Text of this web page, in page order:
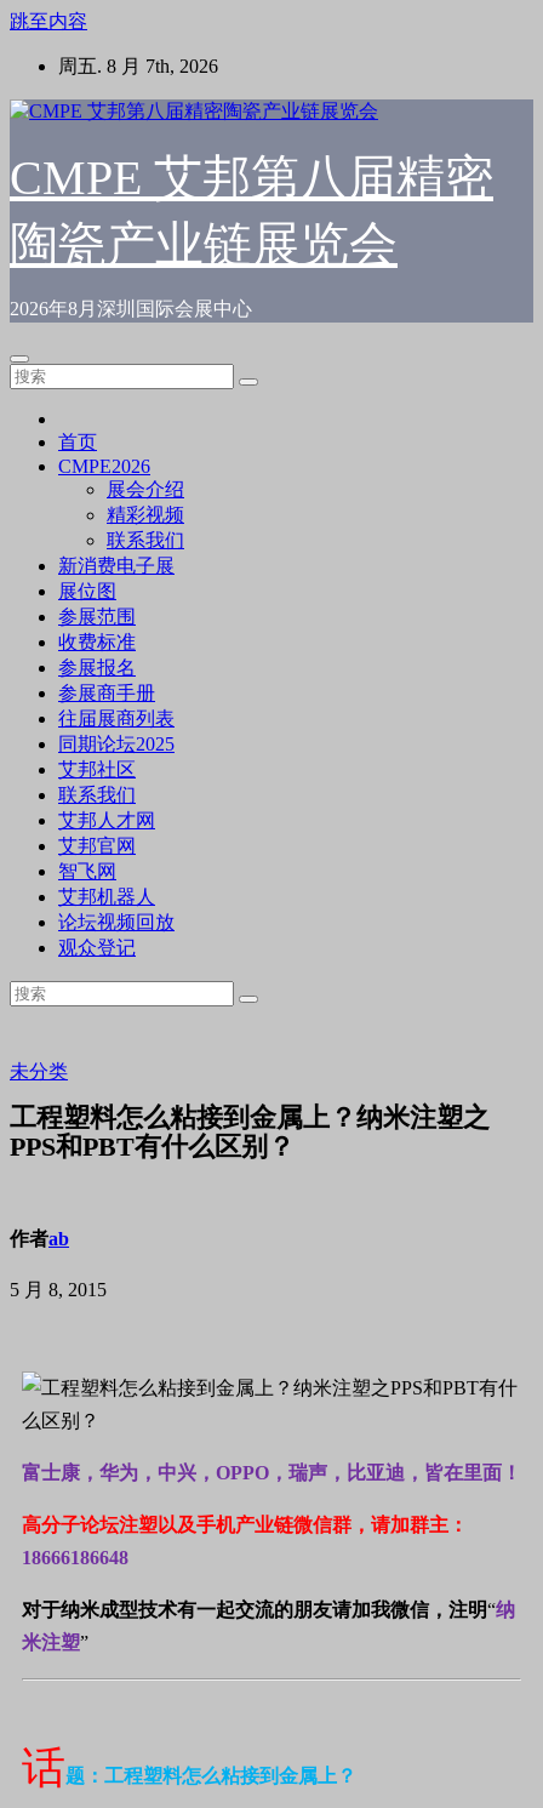
跳至内容
周五. 8 月 7th, 2026
CMPE 艾邦第八届精密
陶瓷产业链展览会
2026年8月深圳国际会展中心
首页
CMPE2026
展会介绍
精彩视频
联系我们
新消费电子展
展位图
参展范围
收费标准
参展报名
参展商手册
往届展商列表
同期论坛2025
艾邦社区
联系我们
艾邦人才网
艾邦官网
智飞网
艾邦机器人
论坛视频回放
观众登记
未分类
工程塑料怎么粘接到金属上？纳米注塑之
PPS和PBT有什么区别？
作者ab
5 月 8, 2015
富士康，华为，中兴，OPPO，瑞声，比亚迪，皆在里面！
高分子论坛注塑以及手机产业链微信群，请加群主：
18666186648
对于纳米成型技术有一起交流的朋友请加我微信，注明“纳
米注塑”
话题：工程塑料怎么粘接到金属上？